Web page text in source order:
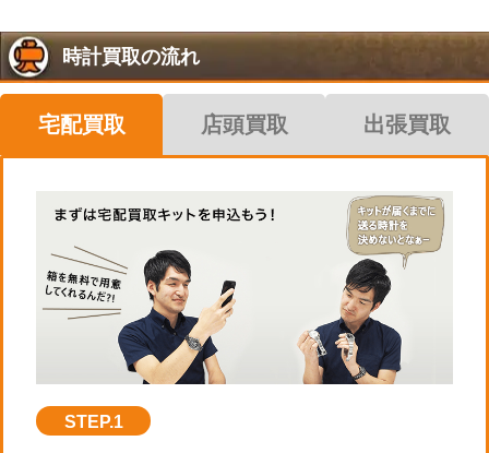
時計買取の流れ
宅配買取 店頭買取 出張買取
STEP.1